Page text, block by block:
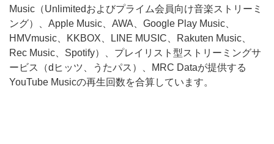
Music（Unlimitedおよびプライム会員向け音楽ストリーミ
ング）、Apple Music、AWA、Google Play Music、
HMVmusic、KKBOX、LINE MUSIC、Rakuten Music、
Rec Music、Spotify）、プレイリスト型ストリーミングサ
ービス（dヒッツ、うたパス）、MRC Dataが提供する
YouTube Musicの再生回数を合算しています。